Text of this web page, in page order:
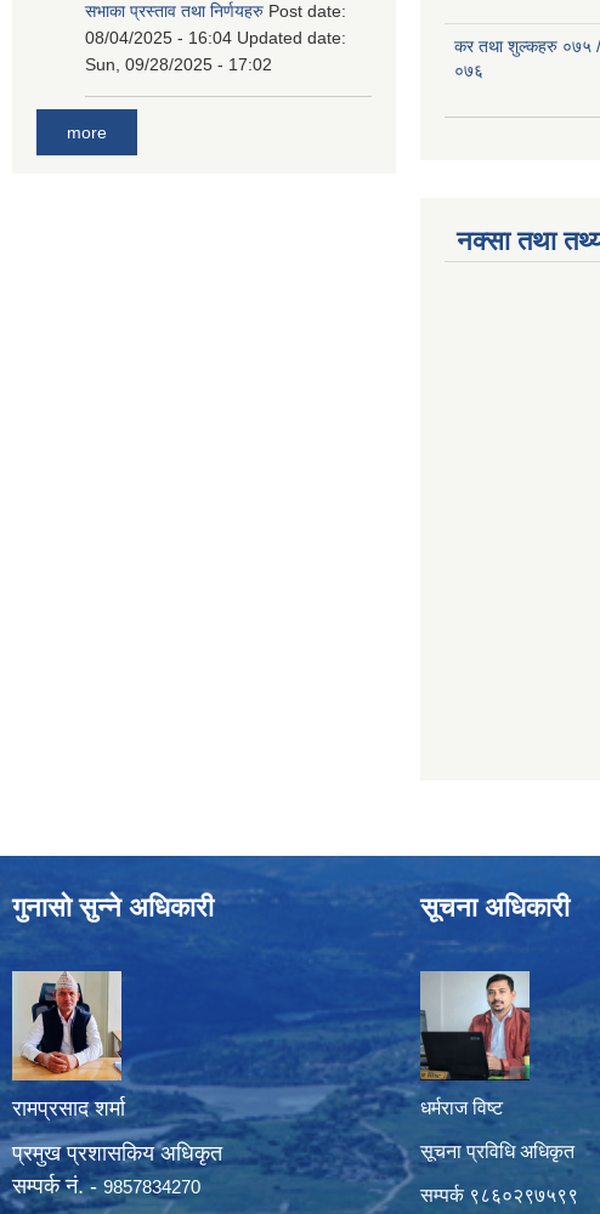
सभाका प्रस्ताव तथा निर्णयहरु Post date:
08/04/2025 - 16:04 Updated date:
Sun, 09/28/2025 - 17:02
more
कर तथा शुल्कहरु ०७५ /
०७६
नक्सा तथा
गुनासो सुन्ने अधिकारी
रामप्रसाद शर्मा
प्रमुख प्रशासकिय अधिकृत
सम्पर्क नं. - 9857834270
सूचना अधिकारी
धर्मराज विष्ट
सूचना प्रविधि अधिकृत
सम्पर्क ९८६०२९७५९९